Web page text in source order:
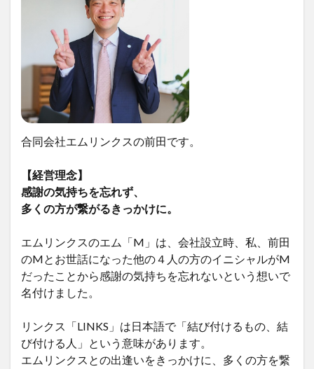
合同会社エムリンクスの前田です。
【経営理念】
感謝の気持ちを忘れず、
多くの方が繋がるきっかけに。
エムリンクスのエム「M」は、会社設立時、私、前田
のMとお世話になった他の４人の方のイニシャルがM
だったことから感謝の気持ちを忘れないという想いで
名付けました。
リンクス「LINKS」は日本語で「結び付けるもの、結
び付ける人」という意味があります。
エムリンクスとの出逢いをきっかけに、多くの方を繋